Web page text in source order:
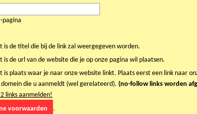
pagina
is de titel die bij de link zal weergegeven worden.
is de url van de website die je op onze pagina wil plaatsen.
is plaats waar je naar onze website linkt. Plaats eerst een link naar
domein die u aanmeldt (wel gerelateerd).(no-follow links worden
links aanmelden!
voorwaarden .